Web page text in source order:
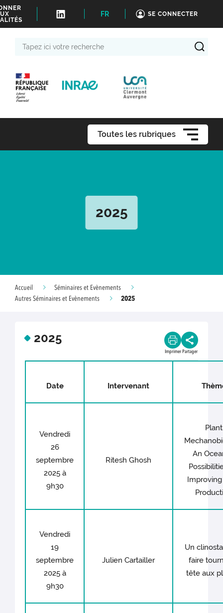
FR SE CONNECTER
Toutes les rubriques
2025
Accueil
Séminaires et Evènements
Autres Séminaires et Evènements
2025
2025
Imprimer Partager
Date Intervenant
Vendredi
26
septembre
2025 à
9h30
Ritesh Ghosh
Plant
An
Vendredi
19
septembre
2025 à
9h30
Julien Cartailler
Un
faire
tête aux